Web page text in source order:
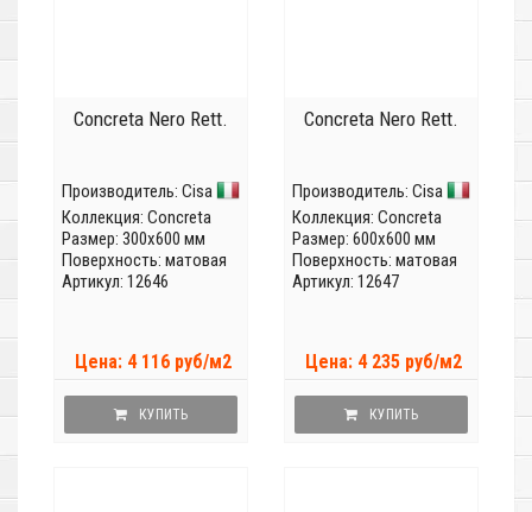
Concreta Nero Rett.
Производитель: Cisa
Коллекция: Concreta
Размер: 300x600 мм
Поверхность: матовая
Артикул: 12646
Цена: 4 116 руб/м2
КУПИТЬ
Concreta Nero Rett.
Производитель: Cisa
Коллекция: Concreta
Размер: 600x600 мм
Поверхность: матовая
Артикул: 12647
Цена: 4 235 руб/м2
КУПИТЬ